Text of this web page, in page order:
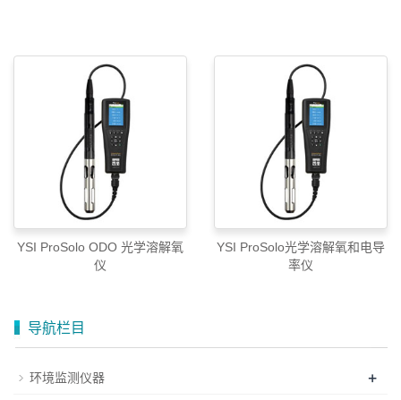
YSI ProSolo ODO 光学溶解氧
仪
YSI ProSolo光学溶解氧和电导
率仪
导航栏目
环境监测仪器 +